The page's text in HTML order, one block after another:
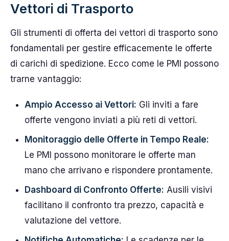
Vettori di Trasporto
Gli strumenti di offerta dei vettori di trasporto sono
fondamentali per gestire efficacemente le offerte
di carichi di spedizione. Ecco come le PMI possono
trarne vantaggio:
Ampio Accesso ai Vettori: Gli inviti a fare
offerte vengono inviati a più reti di vettori.
Monitoraggio delle Offerte in Tempo Reale:
Le PMI possono monitorare le offerte man
mano che arrivano e rispondere prontamente.
Dashboard di Confronto Offerte: Ausili visivi
facilitano il confronto tra prezzo, capacità e
valutazione del vettore.